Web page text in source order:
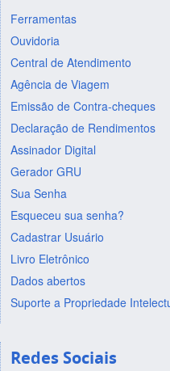
Ferramentas
Ouvidoria
Central de Atendimento
Agência de Viagem
Emissão de Contra-cheques
Declaração de Rendimentos
Assinador Digital
Gerador GRU
Sua Senha
Esqueceu sua senha?
Cadastrar Usuário
Livro Eletrônico
Dados abertos
Suporte a Propriedade
Redes Sociais